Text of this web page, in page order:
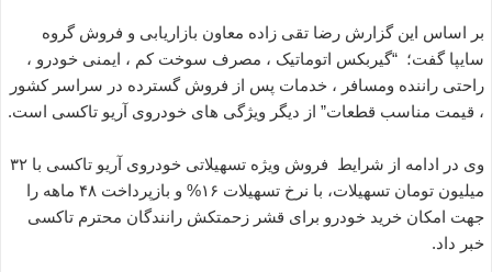
بر اساس این گزارش رضا تقی زاده معاون بازاریابی و فروش گروه
سایپا گفت؛ “گیربکس اتوماتیک ، مصرف سوخت کم ، ایمنی خودرو ،
راحتی راننده ومسافر ، خدمات پس از فروش گسترده در سراسر کشور
، قیمت مناسب قطعات” از دیگر ویژگی های خودروی آریو تاکسی است.
وی در ادامه از شرایط فروش ویژه تسهیلاتی خودروی آریو تاکسی با ۳۲
میلیون تومان تسهیلات، با نرخ تسهیلات ۱۶% و بازپرداخت ۴۸ ماهه را
جهت امکان خرید خودرو برای قشر زحمتکش رانندگان محترم تاکسی
خبر داد.